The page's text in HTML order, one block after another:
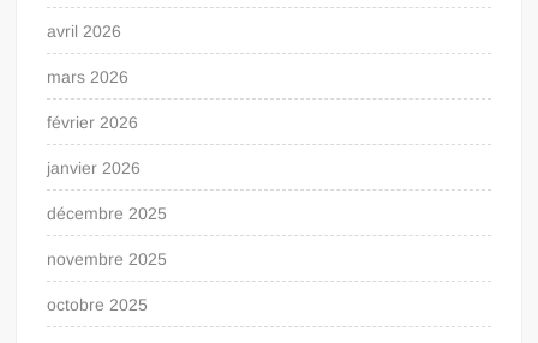
avril 2026
mars 2026
février 2026
janvier 2026
décembre 2025
novembre 2025
octobre 2025